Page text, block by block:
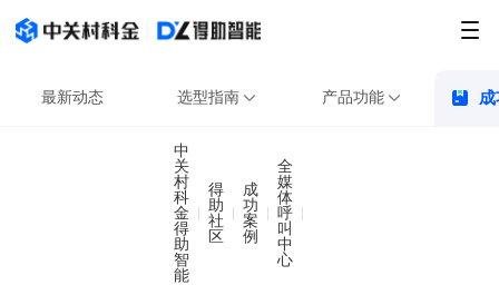
最新动态 选型指南 产品功能
中
关
村
科
金
得
助
智
能
得
助
社
区
成
功
案
例
全
媒
体
呼
叫
中
心